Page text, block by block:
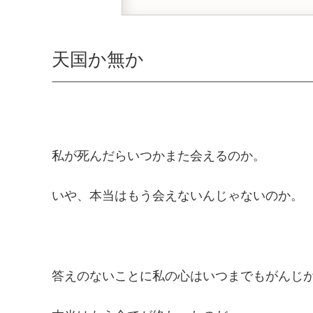
天国か無か
私が死んだらいつかまた会えるのか。
いや、本当はもう会えないんじゃないのか。
答えのないことに私の心はいつまでもがんじ